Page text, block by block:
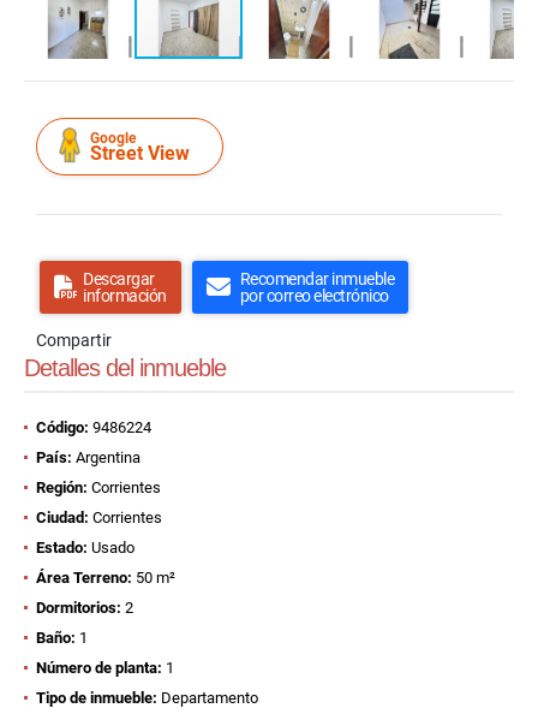
Google
Street View
Descargar
información
Recomendar inmueble
por correo electrónico
Compartir
Detalles del inmueble
Código: 9486224
País: Argentina
Región: Corrientes
Ciudad: Corrientes
Estado: Usado
Área Terreno: 50 m²
Dormitorios: 2
Baño: 1
Número de planta: 1
Tipo de inmueble: Departamento